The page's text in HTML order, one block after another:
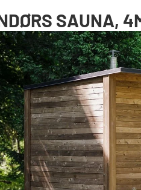
SAUNA,